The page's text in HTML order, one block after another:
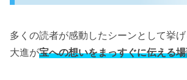
多くの読者が感動したシーンとして挙
大進が宝への想いをまっすぐに伝える